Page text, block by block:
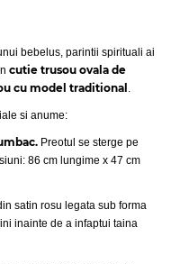
bebelus, parintii spirituali ai
cutie trusou ovala de
cu model traditional .
si anume:
Preotul se sterge pe
86 cm lungime x 47 cm
satin rosu legata sub forma
inainte de a infaptui taina